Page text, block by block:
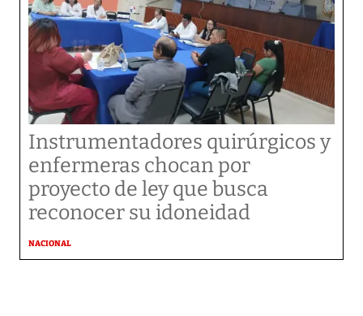
Instrumentadores quirúrgicos y
enfermeras chocan por
proyecto de ley que busca
reconocer su idoneidad
NACIONAL